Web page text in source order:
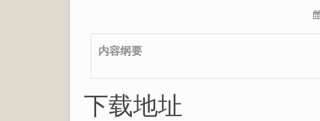
内容纲要
下载地址